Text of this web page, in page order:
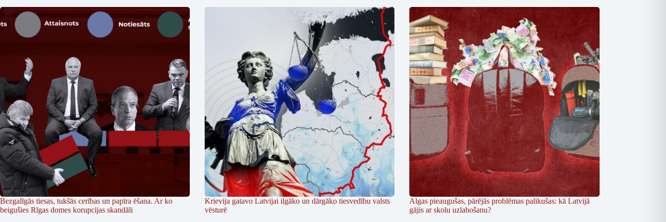
Bezgalīgās tiesas, tukšās cerības un papīra ēšana. Ar ko
beigušies Rīgas domes korupcijas skandāli
Krievija gatavo Latvijai ilgāko un dārgāko tiesvedību valsts
vēsturē
Algas pieaugušas, pārējās problēmas palikušas: kā Latvijā
gājis ar skolu uzlabošanu?